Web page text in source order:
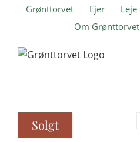
Grønttorvet Ejer Leje
Om Grønttorvet
Solgt